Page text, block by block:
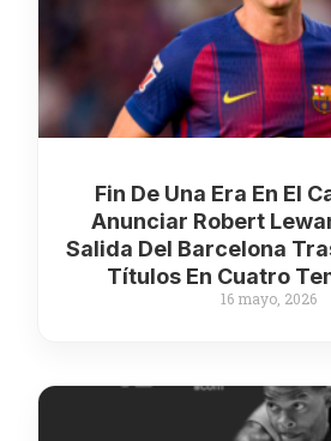
Fin De Una Era En El
Anunciar Robert
Salida Del Barcelona
Títulos En Cuatro
16 mayo, 2026